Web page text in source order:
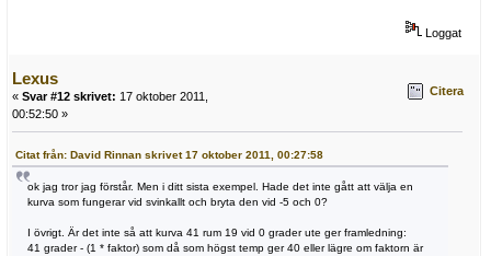
Loggat
Lexus
« Svar #12 skrivet: 17 oktober 2011,
00:52:50 »
Citera
Citat från: David Rinnan skrivet 17 oktober 2011, 00:27:58
ok jag tror jag förstår. Men i ditt sista exempel. Hade det inte gått att välja en
kurva som fungerar vid svinkallt och bryta den vid -5 och 0?
I övrigt. Är det inte så att kurva 41 rum 19 vid 0 grader ute ger framledning:
41 grader - (1 * faktor) som då som högst temp ger 40 eller lägre om faktorn är